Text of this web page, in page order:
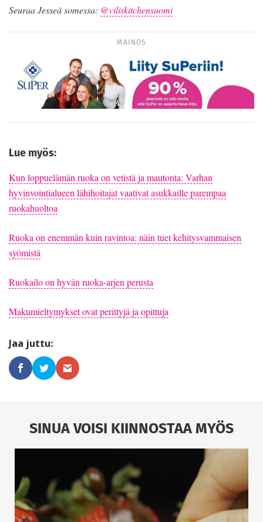
Seuraa Jesseä somessa: @viliskitchensuomi
MAINOS
Lue myös:
Kun loppuelämän ruoka on vetistä ja mautonta: Varhan
hyvinvointialueen lähihoitajat vaativat asukkaille parempaa
ruokahuoltoa
Ruoka on enemmän kuin ravintoa: näin tuet kehitysvammaisen
syömistä
Ruokailo on hyvän ruoka-arjen perusta
Makumieltymykset ovat perittyjä ja opittuja
SINUA VOISI KIINNOSTAA MYÖS